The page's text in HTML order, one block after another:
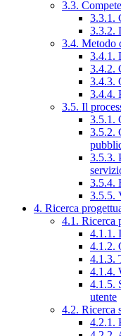
3.3.
3.3.1.
3.3.2.
3.4. Metodo
3.4.1.
3.4.2.
3.4.3.
3.4.4.
3.5. Il
3.5.1.
3.5.2.
3.5.3.
3.5.4.
3.5.5.
4. Ricerca
4.1. Ricerca
4.1.1.
4.1.2.
4.1.3.
4.1.4.
4.1.5.
utente
4.2. Ricerca
4.2.1.